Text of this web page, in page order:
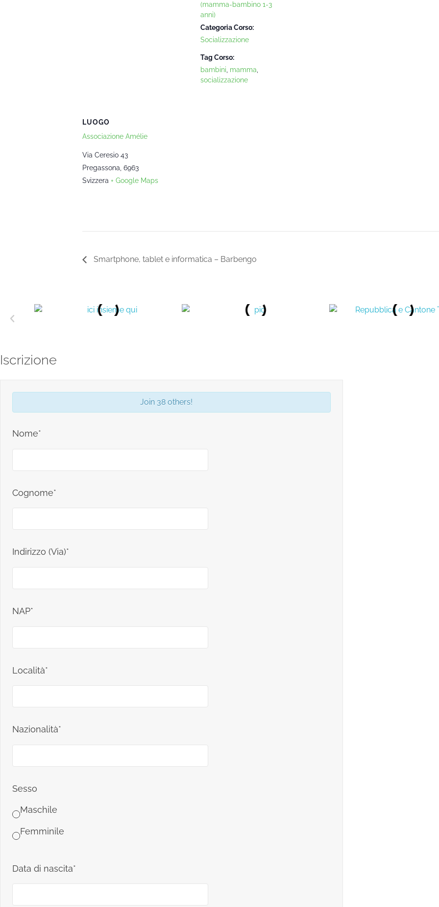
(mamma-bambino 1-3
anni)
Categoria Corso:
Socializzazione
Tag Corso:
bambini mamma
socializzazione
LUOGO
Associazione Amélie
Via Ceresio 43
Pregassona 6963
Svizzera + Google Maps
Smartphone, tablet e informatica – Barbengo
Iscrizione
Join 38 others!
Nome*
Cognome*
Indirizzo (Via)*
NAP*
Località*
Nazionalità*
Sesso
Maschile
Femminile
Data di nascita*